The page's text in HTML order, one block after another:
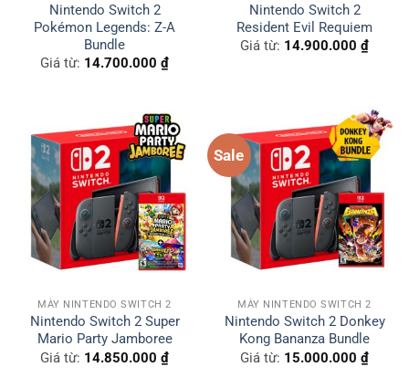
Nintendo Switch 2
Pokémon Legends: Z-A
Bundle
Giá từ: 14.700.000 ₫
Nintendo Switch 2
Resident Evil Requiem
Giá từ: 14.900.000 ₫
MÁY NINTENDO SWITCH 2
Nintendo Switch 2 Super
Mario Party Jamboree
Giá từ: 14.850.000 ₫
Sale
MÁY NINTENDO SWITCH 2
Nintendo Switch 2 Donkey
Kong Bananza Bundle
Giá từ: 15.000.000 ₫